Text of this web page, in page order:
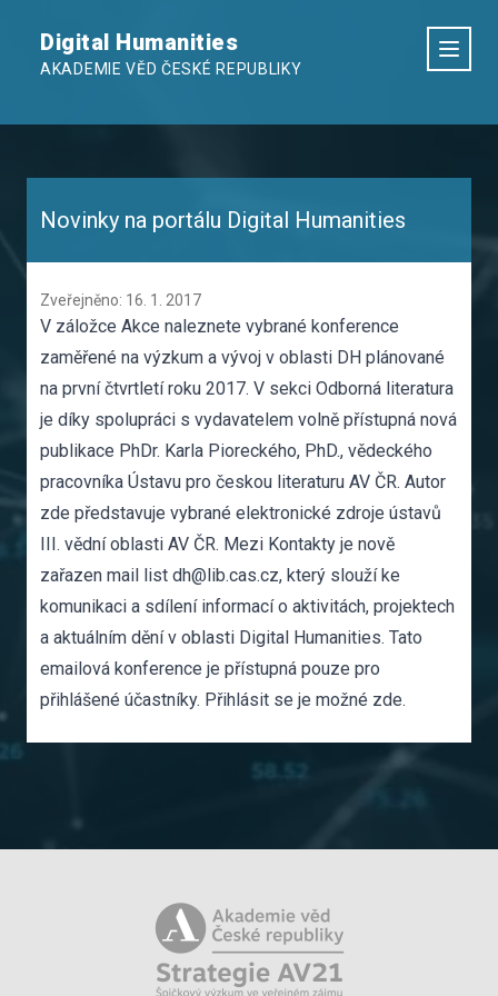
Digital Humanities
AKADEMIE VĚD ČESKÉ REPUBLIKY
Novinky na portálu Digital Humanities
Zveřejněno: 16. 1. 2017
V záložce Akce naleznete vybrané konference
zaměřené na výzkum a vývoj v oblasti DH plánované
na první čtvrtletí roku 2017. V sekci Odborná literatura
je díky spolupráci s vydavatelem volně přístupná nová
publikace PhDr. Karla Pioreckého, PhD., vědeckého
pracovníka Ústavu pro českou literaturu AV ČR. Autor
zde představuje vybrané elektronické zdroje ústavů
III. vědní oblasti AV ČR. Mezi Kontakty je nově
zařazen mail list dh@lib.cas.cz, který slouží ke
komunikaci a sdílení informací o aktivitách, projektech
a aktuálním dění v oblasti Digital Humanities. Tato
emailová konference je přístupná pouze pro
přihlášené účastníky. Přihlásit se je možné zde.